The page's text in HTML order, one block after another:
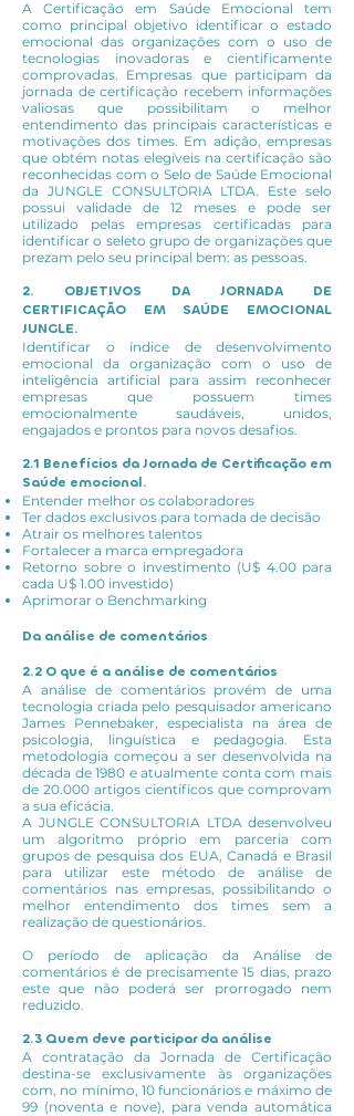
A Certificação em Saúde Emocional tem
como principal objetivo identificar o estado
emocional das organizações com o uso de
tecnologias inovadoras e cientificamente
comprovadas. Empresas que participam da
jornada de certificação recebem informações
valiosas que possibilitam o melhor
entendimento das principais características e
motivações dos times. Em adição, empresas
que obtém notas elegíveis na certificação são
reconhecidas com o Selo de Saúde Emocional
da JUNGLE CONSULTORIA LTDA. Este selo
possui validade de 12 meses e pode ser
utilizado pelas empresas certificadas para
identificar o seleto grupo de organizações que
prezam pelo seu principal bem: as pessoas.
2. OBJETIVOS DA JORNADA DE
CERTIFICAÇÃO EM SAÚDE EMOCIONAL
JUNGLE.
Identificar o índice de desenvolvimento
emocional da organização com o uso de
inteligência artificial para assim reconhecer
empresas que possuem times
emocionalmente saudáveis, unidos,
engajados e prontos para novos desafios.
2.1 Benefícios da Jornada de Certificação em
Saúde emocional.
Entender melhor os colaboradores
Ter dados exclusivos para tomada de decisão
Atrair os melhores talentos
Fortalecer a marca empregadora
Retorno sobre o investimento (U$ 4.00 para
cada U$ 1.00 investido)
Aprimorar o Benchmarking
Da análise de comentários
2.2 O que é a análise de comentários
A análise de comentários provém de uma
tecnologia criada pelo pesquisador americano
James Pennebaker, especialista na área de
psicologia, linguística e pedagogia. Esta
metodologia começou a ser desenvolvida na
década de 1980 e atualmente conta com mais
de 20.000 artigos científicos que comprovam
a sua eficácia.
A JUNGLE CONSULTORIA LTDA desenvolveu
um algoritmo próprio em parceria com
grupos de pesquisa dos EUA, Canadá e Brasil
para utilizar este método de análise de
comentários nas empresas, possibilitando o
melhor entendimento dos times sem a
realização de questionários.
O período de aplicação da Análise de
comentários é de precisamente 15 dias, prazo
este que não poderá ser prorrogado nem
reduzido.
2.3 Quem deve participar da análise
A contratação da Jornada de Certificação
destina-se exclusivamente às organizações
com, no mínimo, 10 funcionários e máximo de
99 (noventa e nove), para venda automática